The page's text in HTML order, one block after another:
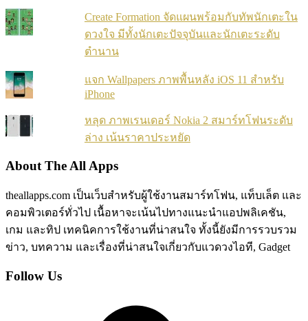
Create Formation จัดแผนพร้อมกับทัพนักเตะใน
ดวงใจ มีทั้งนักเตะปัจจุบันและนักเตะระดับ
ตำนาน
แจก Wallpapers ภาพพื้นหลัง iOS 11 สำหรับ
iPhone
หลุด ภาพเรนเดอร์ Nokia 2 สมาร์ทโฟนระดับ
ล่าง เน้นราคาประหยัด
About The All Apps
theallapps.com เป็นเว็บสำหรับผู้ใช้งานสมาร์ทโฟน, แท็บเล็ต และ
คอมพิวเตอร์ทั่วไป เนื้อหาจะเน้นไปทางแนะนำแอปพลิเคชัน,
เกม และทิป เทคนิคการใช้งานที่น่าสนใจ ทั้งนี้ยังมีการรวบรวม
ข่าว, บทความ และเรื่องที่น่าสนใจเกี่ยวกับแวดวงไอที, Gadget
Follow Us